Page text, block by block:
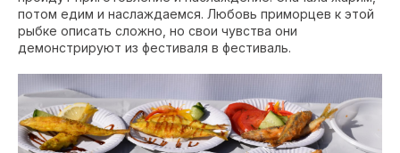
потом едим и наслаждаемся. Любовь приморцев к этой
рыбке описать сложно, но свои чувства они
демонстрируют из фестиваля в фестиваль.